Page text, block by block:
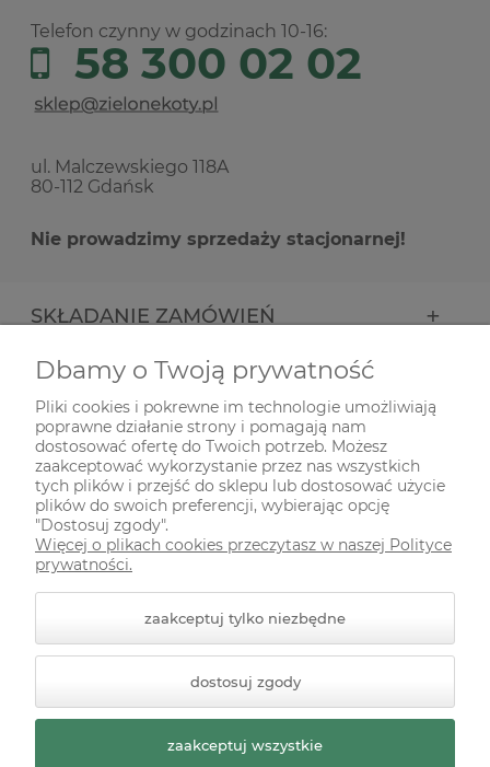
Telefon czynny w godzinach 10-16:
58 300 02 02
ul. Malczewskiego 118A
80-112 Gdańsk
Nie prowadzimy sprzedaży stacjonarnej!
SKŁADANIE ZAMÓWIEŃ
INFORMACJE
ODWIEDŹ NAS NA
Styl graficzny ShopGadget.pl
Sklep internetowy Shoper
Premium
Dbamy o Twoją prywatność
Pliki cookies i pokrewne im technologie umożliwiają
poprawne działanie strony i pomagają nam
dostosować ofertę do Twoich potrzeb. Możesz
zaakceptować wykorzystanie przez nas wszystkich
tych plików i przejść do sklepu lub dostosować użycie
plików do swoich preferencji, wybierając opcję
"Dostosuj zgody".
Więcej o plikach cookies przeczytasz w naszej Polityce
prywatności.
zaakceptuj tylko niezbędne
dostosuj zgody
zaakceptuj wszystkie